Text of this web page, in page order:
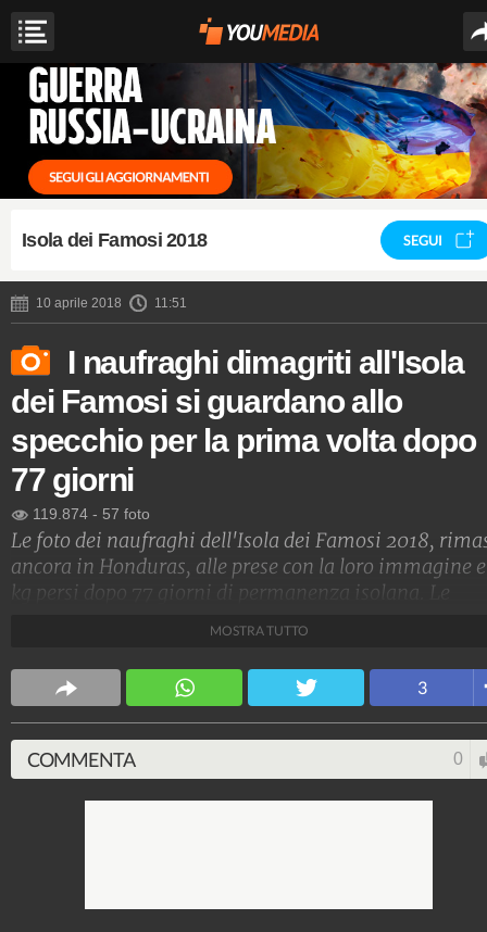
Isola dei Famosi 2018 SEGUI
10 aprile 2018 11:51
I naufraghi dimagriti all'Isola
dei Famosi si guardano allo
specchio per la prima volta dopo
77 giorni
119.874 - 57 foto
Le foto dei naufraghi dell'Isola dei Famosi 2018,
ancora in Honduras, alle prese con la loro immagine
kg persi dopo 77 giorni di permanenza isolana. Le
Bianca Atzei che di kg non ne ha persi nemmeno uno.
Credits: Frezza la Fata/Ipa
MOSTRA TUTTO
3
COMMENTA 0